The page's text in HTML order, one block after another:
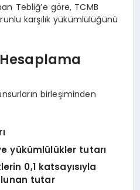
Tebliğ’e göre, TCMB
karşılık yükümlülüğünü
birleşiminden
yükümlülükler tutarı
0,1 katsayısıyla
tutar